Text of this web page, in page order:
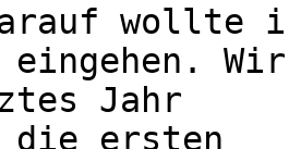
wollte
Wir
Jahr
die ersten